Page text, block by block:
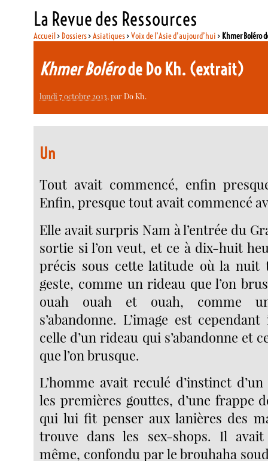
La Revue des Ressources
Accueil> Dossiers>Asiatiques>Voix de l’Asie d’aujourd’hui > Khmer Boléro
Khmer Bolérode Do Kh. (extrait)
lundi 7 octobre 2013, parDo Kh.
Un
Tout avait commencé, enfin
Enfin, presque tout avait commencé
Elle avait surpris Nam à l’entrée du
sortie si l’on veut, et ce à dix-huit
précis sous cette latitude où la nuit
geste, comme un rideau que l’on
ouah ouah et ouah, comme
s’abandonne. L’image est
celle d’un rideau qui s’abandonne et
que l’on brusque.
L’homme avait reculé d’instinct
les premières gouttes, d’une frappe
qui lui fit penser aux lanières des
trouve dans les sex-shops. Il
même, confondu par le brouhaha